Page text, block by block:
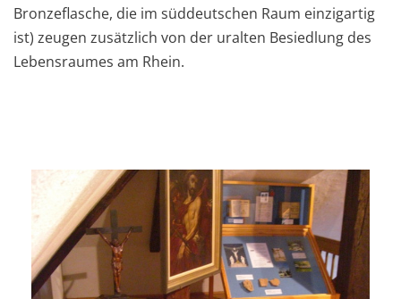
Bronzeflasche, die im süddeutschen Raum einzigartig
ist) zeugen zusätzlich von der uralten Besiedlung des
Lebensraumes am Rhein.